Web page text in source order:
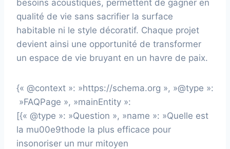
besoins acoustiques, permettent de gagner en
qualité de vie sans sacrifier la surface
habitable ni le style décoratif. Chaque projet
devient ainsi une opportunité de transformer
un espace de vie bruyant en un havre de paix.
{« @context »: »https://schema.org », »@type »:
»FAQPage », »mainEntity »:
[{« @type »: »Question », »name »: »Quelle est
la mu00e9thode la plus efficace pour
insonoriser un mur mitoyen